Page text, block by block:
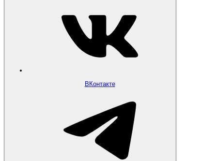
ВКонтакте